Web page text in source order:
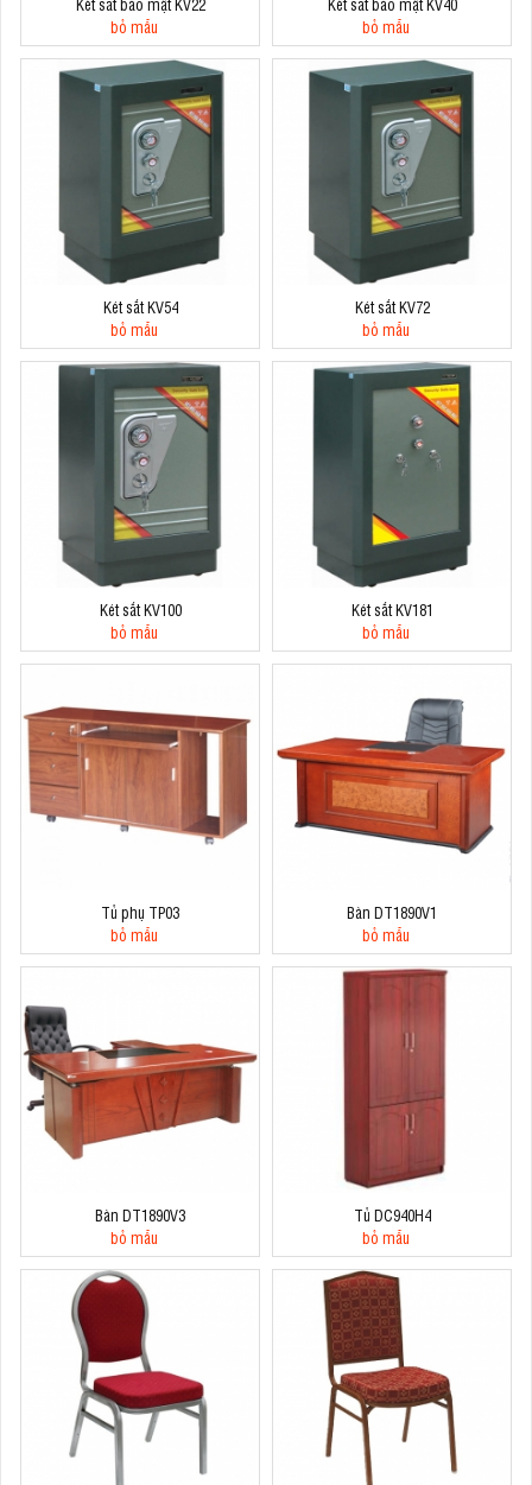
bỏ mẫu
bỏ mẫu
Két sắt KV54
bỏ mẫu
Két sắt KV72
bỏ mẫu
Két sắt KV100
bỏ mẫu
Két sắt KV181
bỏ mẫu
Tủ phụ TP03
bỏ mẫu
Bàn DT1890V1
bỏ mẫu
Bàn DT1890V3
bỏ mẫu
Tủ DC940H4
bỏ mẫu